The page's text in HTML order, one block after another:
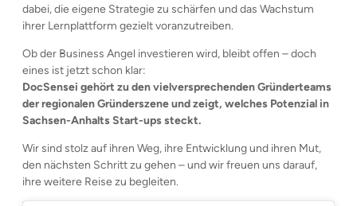
dabei, die eigene Strategie zu schärfen und das Wachstum
ihrer Lernplattform gezielt voranzutreiben.
Ob der Business Angel investieren wird, bleibt offen – doch
eines ist jetzt schon klar:
DocSensei gehört zu den vielversprechenden Gründerteams
der regionalen Gründerszene und zeigt, welches Potenzial in
Sachsen-Anhalts Start-ups steckt.
Wir sind stolz auf ihren Weg, ihre Entwicklung und ihren Mut,
den nächsten Schritt zu gehen – und wir freuen uns darauf,
ihre weitere Reise zu begleiten.